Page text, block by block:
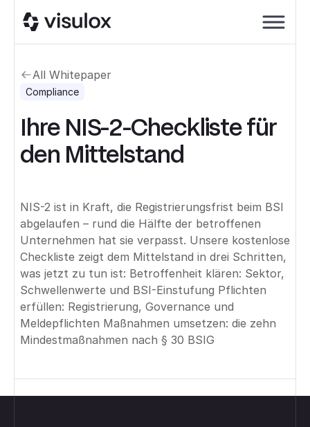
All Whitepaper
Compliance
Ihre NIS-2-Checkliste für
den Mittelstand
NIS-2 ist in Kraft, die Registrierungsfrist beim BSI
abgelaufen – rund die Hälfte der betroffenen
Unternehmen hat sie verpasst. Unsere kostenlose
Checkliste zeigt dem Mittelstand in drei Schritten,
was jetzt zu tun ist: Betroffenheit klären: Sektor,
Schwellenwerte und BSI-Einstufung Pflichten
erfüllen: Registrierung, Governance und
Meldepflichten Maßnahmen umsetzen: die zehn
Mindestmaßnahmen nach § 30 BSIG